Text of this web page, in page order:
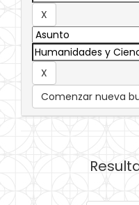
Comenzar nueva